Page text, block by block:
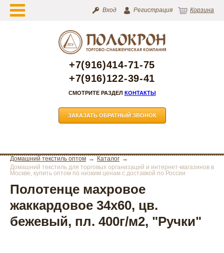
Вход Регистрация Корзина
+7(916)414-71-75
+7(916)122-39-41
СМОТРИТЕ РАЗДЕЛ КОНТАКТЫ
ЗАКАЗАТЬ ОБРАТНЫЙ ЗВОНОК
Домашний текстиль оптом
Каталог
Домашний текстиль для торговых организаций и интернет-магазинов в
Москве, купить оптом по низким ценам с доставкой по России
Полотенце махровое
жаккардовое 34х60, цв.
бежевый, пл. 400г/м2, "Ручки"